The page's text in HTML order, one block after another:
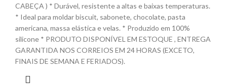
CABEÇA ) * Durável, resistente a altas e baixas temperaturas.
* Ideal para moldar biscuit, sabonete, chocolate, pasta
americana, massa elástica e velas. * Produzido em 100%
silicone * PRODUTO DISPONÍVEL EM ESTOQUE , ENTREGA
GARANTIDA NOS CORREIOS EM 24 HORAS (EXCETO,
FINAIS DE SEMANA E FERIADOS).